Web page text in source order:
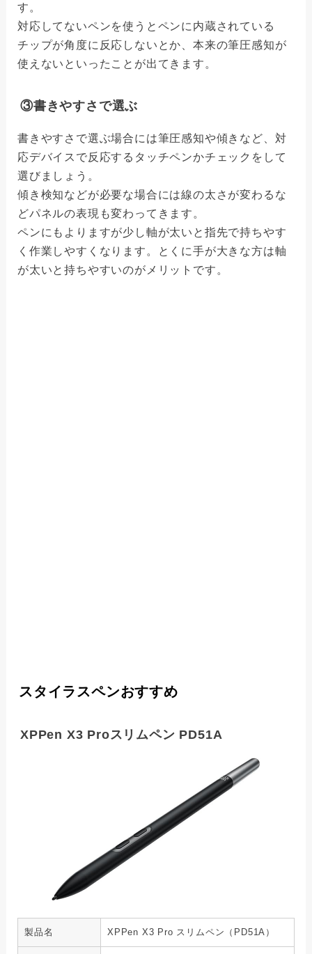
す。
対応してないペンを使うとペンに内蔵されている
チップが角度に反応しないとか、本来の筆圧感知が
使えないといったことが出てきます。
③書きやすさで選ぶ
書きやすさで選ぶ場合には筆圧感知や傾きなど、対
応デバイスで反応するタッチペンかチェックをして
選びましょう。
傾き検知などが必要な場合には線の太さが変わるな
どパネルの表現も変わってきます。
ペンにもよりますが少し軸が太いと指先で持ちやす
く作業しやすくなります。とくに手が大きな方は軸
が太いと持ちやすいのがメリットです。
スタイラスペンおすすめ
XPPen X3 Proスリムペン PD51A
製品名 XPPen X3 Pro スリムペン（PD51A）